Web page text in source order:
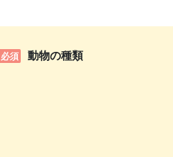
必須 動物の種類